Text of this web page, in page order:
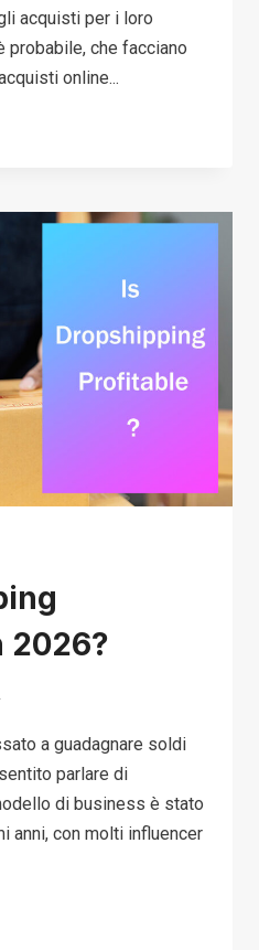
acquisti per i loro
probabile, che facciano
online...
2026?
a guadagnare soldi
parlare di
di business è stato
anni, con molti influencer